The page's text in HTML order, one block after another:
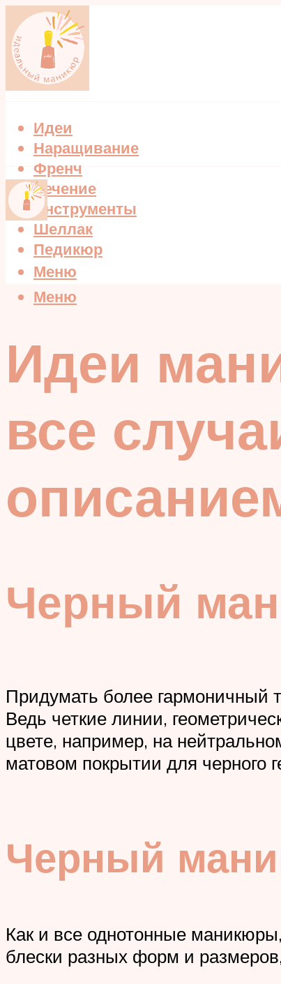
Идеи
Наращивание
Френч
Лечение
Инструменты
Шеллак
Педикюр
Меню
Меню
Идеи
все
Черный
Придумать более гармоничный
Ведь четкие линии,
цвете, например, на
матовом покрытии для черного
Черный
Как и все однотонные
блески разных форм и